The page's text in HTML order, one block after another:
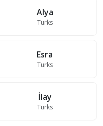
Alya
Turks
Esra
Turks
İlay
Turks